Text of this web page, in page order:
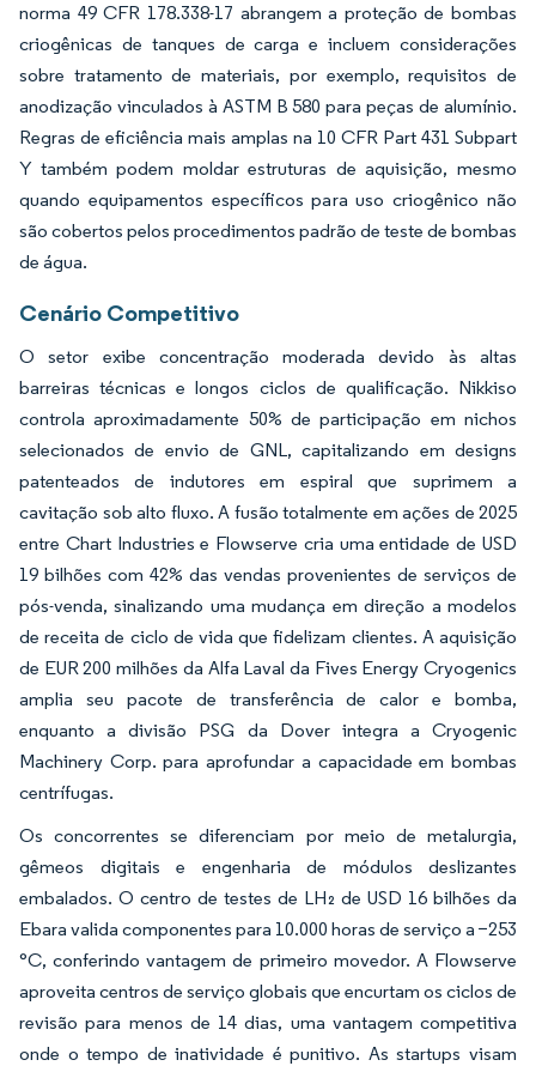
norma 49 CFR 178.338-17 abrangem a proteção de bombas
criogênicas de tanques de carga e incluem considerações
sobre tratamento de materiais, por exemplo, requisitos de
anodização vinculados à ASTM B 580 para peças de alumínio.
Regras de eficiência mais amplas na 10 CFR Part 431 Subpart
Y também podem moldar estruturas de aquisição, mesmo
quando equipamentos específicos para uso criogênico não
são cobertos pelos procedimentos padrão de teste de bombas
de água.
Cenário Competitivo
O setor exibe concentração moderada devido às altas
barreiras técnicas e longos ciclos de qualificação. Nikkiso
controla aproximadamente 50% de participação em nichos
selecionados de envio de GNL, capitalizando em designs
patenteados de indutores em espiral que suprimem a
cavitação sob alto fluxo. A fusão totalmente em ações de 2025
entre Chart Industries e Flowserve cria uma entidade de USD
19 bilhões com 42% das vendas provenientes de serviços de
pós-venda, sinalizando uma mudança em direção a modelos
de receita de ciclo de vida que fidelizam clientes. A aquisição
de EUR 200 milhões da Alfa Laval da Fives Energy Cryogenics
amplia seu pacote de transferência de calor e bomba,
enquanto a divisão PSG da Dover integra a Cryogenic
Machinery Corp. para aprofundar a capacidade em bombas
centrífugas.
Os concorrentes se diferenciam por meio de metalurgia,
gêmeos digitais e engenharia de módulos deslizantes
embalados. O centro de testes de LH₂ de USD 16 bilhões da
Ebara valida componentes para 10.000 horas de serviço a −253
°C, conferindo vantagem de primeiro movedor. A Flowserve
aproveita centros de serviço globais que encurtam os ciclos de
revisão para menos de 14 dias, uma vantagem competitiva
onde o tempo de inatividade é punitivo. As startups visam